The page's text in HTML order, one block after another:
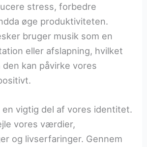
stress, forbedre
øge produktiviteten.
bruger musik som en
eller afslapning, hvilket
kan påvirke vores
en vigtig del af vores identitet.
vores værdier,
og livserfaringer. Gennem